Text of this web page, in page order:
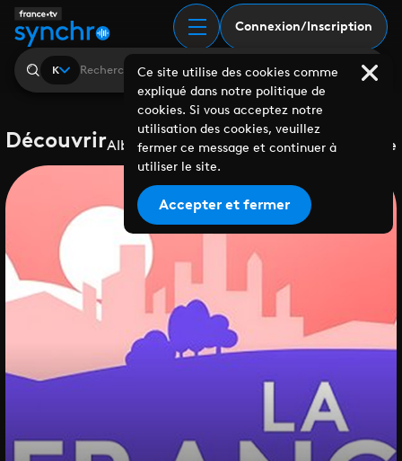
Connexion/Inscription
K
DécouvrirAlbumsPlaylistsCollaborationsLabels Genre
Ce site utilise des cookies comme
expliqué dans notre politique de
cookies. Si vous acceptez notre
utilisation des cookies, veuillez
fermer ce message et continuer à
utiliser le site.
Accepter et fermer